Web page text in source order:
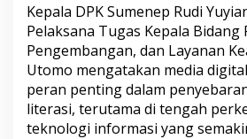
i
t
r
a
s
i
Kepala DPK Sumenep Rudi
Pelaksana Tugas Kepala Bidang
Pengembangan, dan Layanan
Utomo mengatakan media
peran penting dalam
literasi, terutama di tengah
teknologi informasi yang